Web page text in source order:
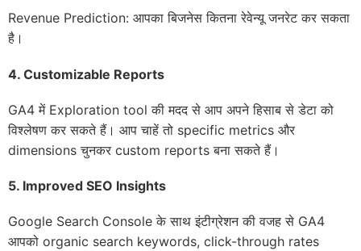
Revenue Prediction: आपका बिजनेस कितना रेवेन्यू जनरेट कर सकता
है।
4. Customizable Reports
GA4 में Exploration tool की मदद से आप अपने हिसाब से डेटा को
विश्लेषण कर सकते हैं। आप चाहें तो specific metrics और
dimensions चुनकर custom reports बना सकते हैं।
5. Improved SEO Insights
Google Search Console के साथ इंटीग्रेशन की वजह से GA4
आपको organic search keywords, click-through rates